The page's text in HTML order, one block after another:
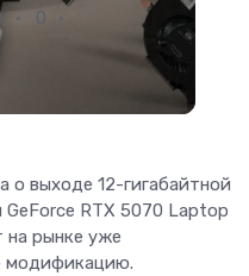
0
о выходе 12-гигабайтной
RTX 5070 Laptop
на рынке уже
модификацию.